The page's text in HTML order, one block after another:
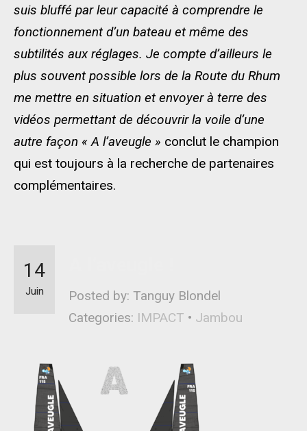
suis bluffé par leur capacité à comprendre le
fonctionnement d’un bateau et même des
subtilités aux réglages. Je compte d’ailleurs le
plus souvent possible lors de la Route du Rhum
me mettre en situation et envoyer à terre des
vidéos permettant de découvrir la voile d’une
autre façon « A l’aveugle » conclut le champion
qui est toujours à la recherche de partenaires
complémentaires.
Posted by: Tanguy Blondel
Categories: IMPACT • Jambou
14
Juin